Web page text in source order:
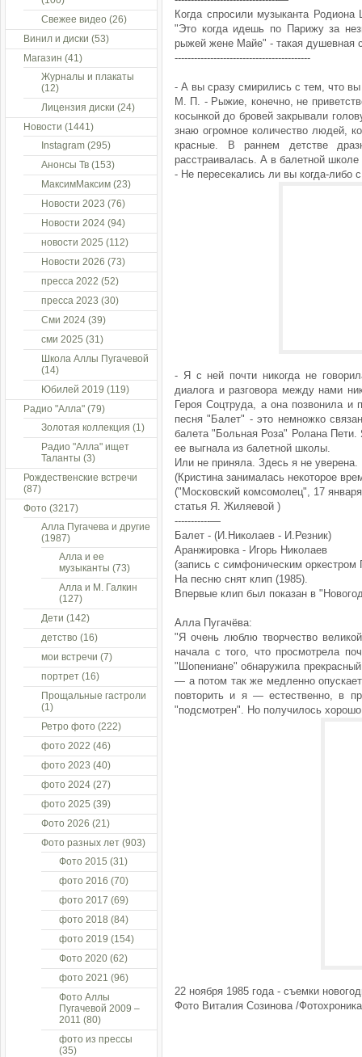
Когда спросили музыканта
"Это когда идешь по Парижу за
рыжей жене Майе" - такая душевная
------------------------------------------
- А вы сразу смирились с тем, что
М. П. - Рыжие, конечно, не
косынкой до бровей закрывали
знаю огромное количество людей,
красные. В раннем детстве
расстраивалась. А в балетной
- Не пересекались ли вы когда-либо
- Я с ней почти никогда не
диалога и разговора между нами
Героя Соцтруда, а она позвонила и
песня "Балет" - это немножко
балета "Больная Роза" Ролана Пети.
ее выгнала из балетной школы.
Или не приняла. Здесь я не уверена.
(Кристина занималась некоторое
("Московский комсомолец", 17
статья Я. Жиляевой )
-----------—
Балет - (И.Николаев - И.Резник)
Аранжировка - Игорь Николаев
(запись с симфоническим
На песню снят клип (1985).
Впервые клип был показан в
Алла Пугачёва:
"Я очень люблю творчество
начала с того, что просмотрела
"Шопениане" обнаружила
— а потом так же медленно
повторить и я — естественно, в
"подсмотрен". Но получилось
22 ноября 1985 года - съемки
Фото Виталия Созинова /
Свежее видео (26)
Винил и диски (53)
Магазин (41)
Журналы и плакаты
(12)
Лицензия диски (24)
Новости (1441)
Instagram (295)
Анонсы Тв (153)
МаксимМаксим (23)
Новости 2023 (76)
Новости 2024 (94)
новости 2025 (112)
Новости 2026 (73)
пресса 2022 (52)
пресса 2023 (30)
Сми 2024 (39)
сми 2025 (31)
Школа Аллы Пугачевой
(14)
Юбилей 2019 (119)
Радио "Алла" (79)
Золотая коллекция (1)
Радио "Алла" ищет
Таланты (3)
Рождественские встречи
(87)
Фото (3217)
Алла Пугачева и другие
(1987)
Алла и ее
музыканты (73)
Алла и М. Галкин
(127)
Дети (142)
детство (16)
мои встречи (7)
портрет (16)
Прощальные гастроли
(1)
Ретро фото (222)
фото 2022 (46)
фото 2023 (40)
фото 2024 (27)
фото 2025 (39)
Фото 2026 (21)
Фото разных лет (903)
Фото 2015 (31)
фото 2016 (70)
фото 2017 (69)
фото 2018 (84)
фото 2019 (154)
Фото 2020 (62)
фото 2021 (96)
Фото Аллы
Пугачевой 2009 –
2011 (80)
фото из прессы
(35)